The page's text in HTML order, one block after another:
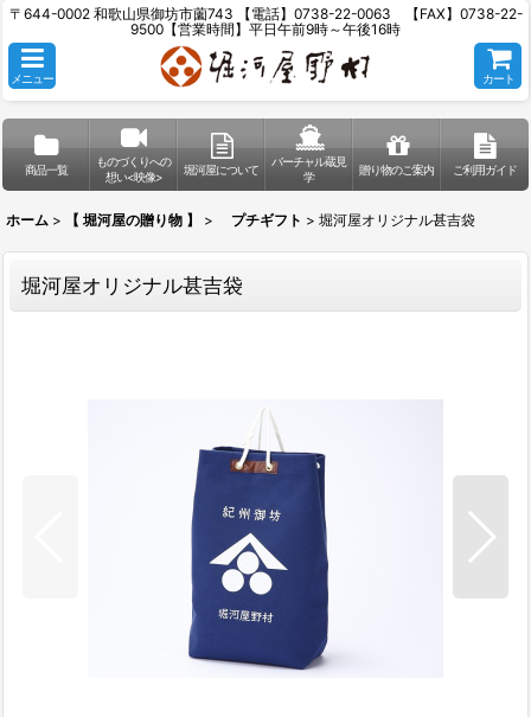
〒644-0002 和歌山県御坊市薗743 【電話】0738-22-0063 【FAX】0738-22-
9500【営業時間】平日午前9時～午後16時
メニュー カート
商品一覧
ものづくりへの
想い<映像>
堀河屋について
バーチャル蔵見
学
贈り物のご案内 ご利用ガイド
ホーム > 【 堀河屋の贈り物 】 > プチギフト > 堀河屋オリジナル甚吉袋
堀河屋オリジナル甚吉袋